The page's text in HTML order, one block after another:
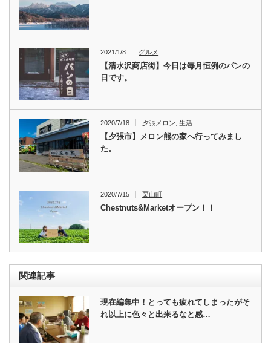
2021/1/8 グルメ
【清水沢商店街】今日は毎月恒例のパンの
日です。
2020/7/18 夕張メロン ,生活
【夕張市】メロン熊の家へ行ってみまし
た。
2020/7/15 栗山町
Chestnuts&Marketオープン！！
関連記事
現在編集中！とっても疲れてしまったがそ
れ以上に色々と出来るなと感…